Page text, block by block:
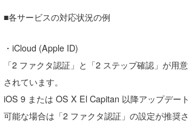
■各サービスの対応状況の例
・iCloud (Apple ID)
「2 ファクタ認証」と「2 ステップ確認」が用意
されています。
iOS 9 または OS X El Capitan 以降アップデート
可能な場合は「2 ファクタ認証」の設定が推奨さ
ライター/寄稿メディア
Core Surf Japan
Naoya Kimoto
メディア